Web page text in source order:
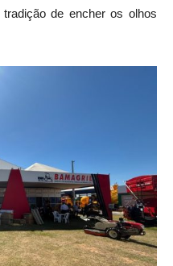
de encher os olhos